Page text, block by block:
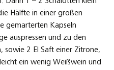
Hälfte in einer großen
gemarterten Kapseln
auspressen und zu den
sowie 2 El Saft einer Zitrone,
ein wenig Weißwein und